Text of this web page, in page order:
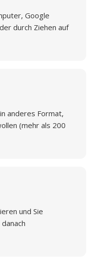
Google
durch Ziehen auf
anderes Format,
(mehr als 200
und Sie